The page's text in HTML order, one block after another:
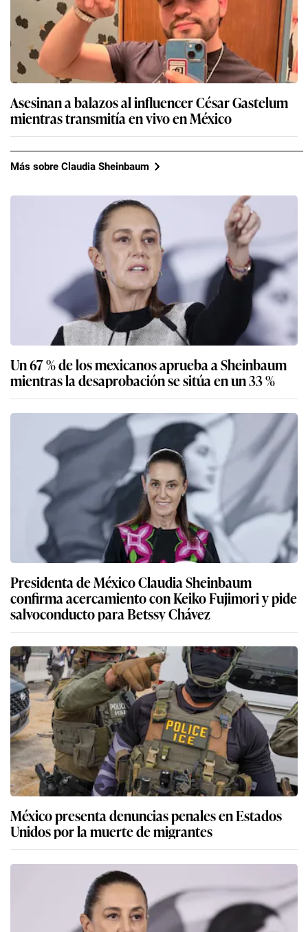
Asesinan a balazos al influencer César Gastelum
mientras transmitía en vivo en México
Más sobre Claudia Sheinbaum
Un 67 % de los mexicanos aprueba a Sheinbaum
mientras la desaprobación se sitúa en un 33 %
Presidenta de México Claudia Sheinbaum
confirma acercamiento con Keiko Fujimori y pide
salvoconducto para Betssy Chávez
México presenta denuncias penales en Estados
Unidos por la muerte de migrantes